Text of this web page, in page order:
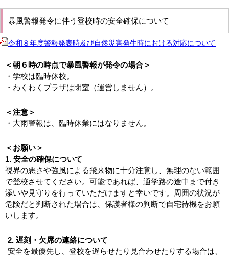
暴風警報発令に伴う登校時の安全確保について
令和８年度警報発表時及び自然災害発生時における対応について
＜朝６時の時点で暴風警報が発令の場合＞
・学校は臨時休校。
・わくわくプラザは閉室（運営しません）。
＜注意＞
・大雨警報は、臨時休業にはなりません。
＜お願い＞
1. 安全の確保について
視界の悪さや強風による飛来物に十分注意し、無理のない範囲
で登校させてください。可能であれば、通学路の途中まで付き
添いや見守りを行っていただけますと幸いです。周囲の状況が
危険だと判断された場合は、保護者様の判断で自宅待機をお願
いします。
2. 遅刻・欠席の連絡について
安全を最優先し、登校を遅らせたり見合わせたりする場合は、